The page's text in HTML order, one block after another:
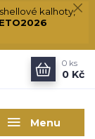
kalhoty,
Menu
0 ks
0 Kč